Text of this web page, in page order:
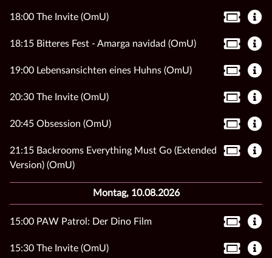
18:00 The Invite (OmU)
18:15 Bitteres Fest - Amarga navidad (OmU)
19:00 Lebensansichten eines Huhns (OmU)
20:30 The Invite (OmU)
20:45 Obsession (OmU)
21:15 Backrooms Everything Must Go (Extended
Version) (OmU)
Montag, 10.08.2026
15:00 PAW Patrol: Der Dino Film
15:30 The Invite (OmU)